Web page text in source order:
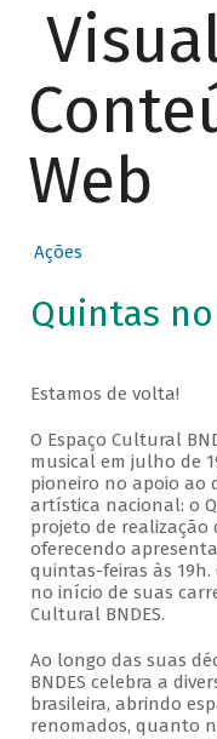
Web
Ações
Quintas no
Estamos de volta!
O Espaço Cultural
musical em julho de
pioneiro no apoio ao
artística nacional: o
projeto de realização
oferecendo
quintas-feiras às 19h.
no início de suas
Cultural BNDES.
Ao longo das suas
BNDES celebra a
brasileira, abrindo
renomados, quanto